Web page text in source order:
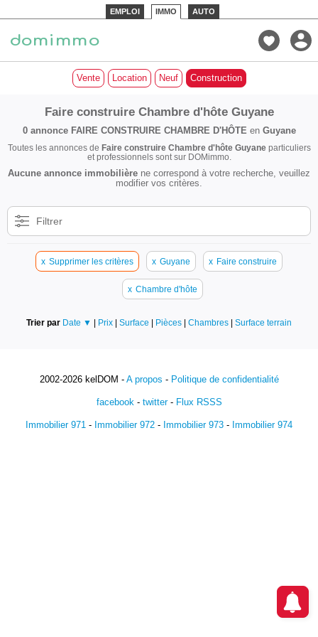
EMPLOI IMMO AUTO
Vente Location Neuf Construction
Faire construire Chambre d'hôte Guyane
0 annonce FAIRE CONSTRUIRE CHAMBRE D'HÔTE en Guyane
Toutes les annonces de Faire construire Chambre d'hôte Guyaneparticuliers
et professionnels sont sur DOMimmo.
Aucune annonce immobilière ne correspond à votre recherche, veuillez
modifier vos critères.
Filtrer
x Supprimer les critères x Guyane x Faire construire
x Chambre d'hôte
Trier par Date ▼ | Prix | Surface | Pièces | Chambres | Surface terrain
2002-2026 kelDOM - A propos - Politique de confidentialité
facebook- twitter- Flux RSSS
Immobilier 971 - Immobilier 972 - Immobilier 973 - Immobilier 974